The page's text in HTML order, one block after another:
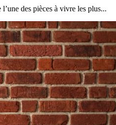
des pièces à vivre les plus...